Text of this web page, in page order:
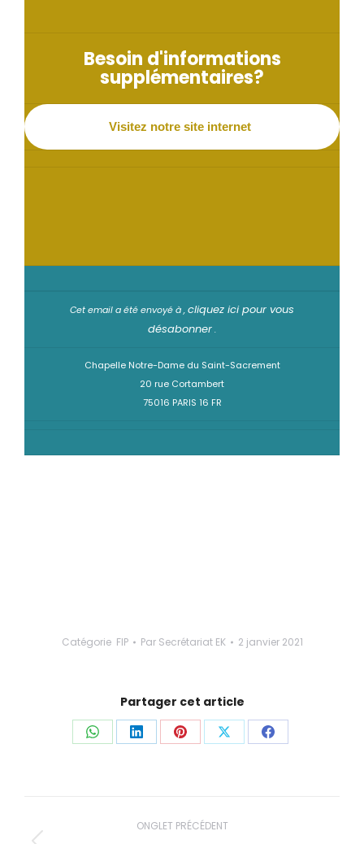
Besoin d'informations
supplémentaires?
Visitez notre site internet
Cet email a été envoyé à ,cliquez ici pour vous
désabonner.
Chapelle Notre-Dame du Saint-Sacrement
20 rue Cortambert
75016 PARIS 16 FR
Catégorie FIP Par Secrétariat EK 2 janvier 2021
Partager cet article
PartagerPartagerPartagerPartagerPartager
NavigationONGLET PRÉCÉDENT